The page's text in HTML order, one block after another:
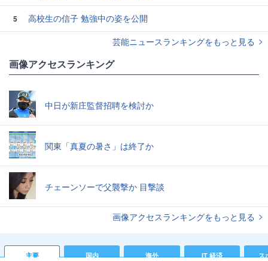
5
高校生の信子 勉強中の姿を公開
芸能ニュースランキングをもっと見る
画像アクセスランキング
中日が新庄監督招聘を検討か
関東「真夏の暑さ」は終了か
チェーンソーで父襲撃か 目撃談
画像アクセスランキングをもっと見る
主要 国内 海外 IT 経済 ス